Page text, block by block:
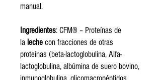
manual.
Ingredientes: CFM® – Proteínas de
la leche con fracciones de otras
proteínas (beta-lactoglobulina, Alfa-
lactoglobulina, albúmina de suero bovino,